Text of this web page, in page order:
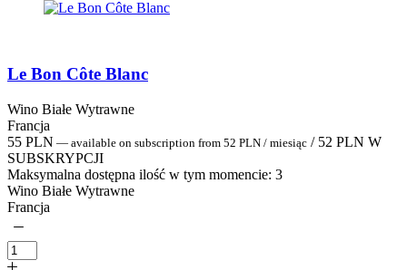
Le Bon Côte Blanc
Wino Białe Wytrawne
Francja
55 PLN — available on subscription from 52 PLN / miesiąc / 52 PLN W
SUBSKRYPCJI
Maksymalna dostępna ilość w tym momencie: 3
Wino Białe Wytrawne
Francja